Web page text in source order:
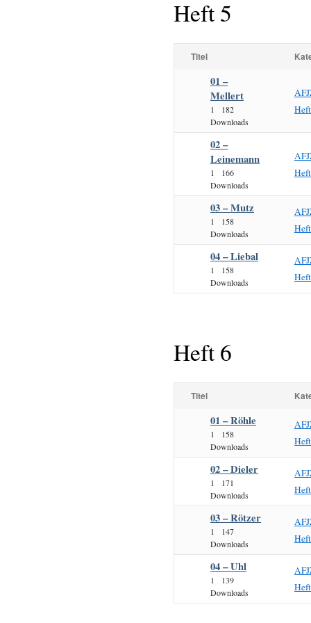
Heft 5
Titel
01 –
Mellert
1
182
Downloads
02 –
Leinemann
1
166
Downloads
03 – Mutz
1
158
Downloads
04 – Liebal
1
158
Downloads
Heft 6
Titel
01 – Röhle
1
158
Downloads
02 – Dieler
1
171
Downloads
03 – Rötzer
1
147
Downloads
04 – Uhl
1
139
Downloads